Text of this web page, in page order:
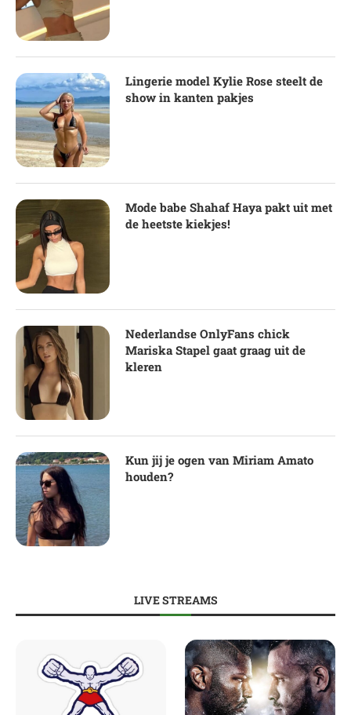
Lingerie model Kylie Rose steelt de
show in kanten pakjes
Mode babe Shahaf Haya pakt uit met
de heetste kiekjes!
Nederlandse OnlyFans chick
Mariska Stapel gaat graag uit de
kleren
Kun jij je ogen van Miriam Amato
houden?
LIVE STREAMS